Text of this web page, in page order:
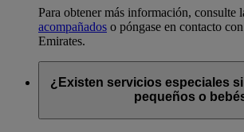
Para obtener más información, consulte
acompañados o póngase en contacto
Emirates.
¿Existen servicios especiales
pequeños o